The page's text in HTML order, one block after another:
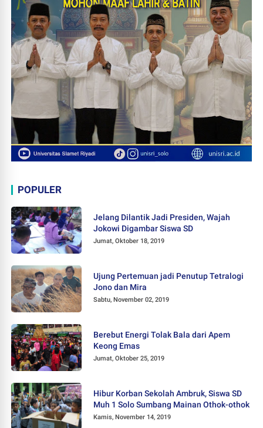
POPULER
Jelang Dilantik Jadi Presiden, Wajah
Jokowi Digambar Siswa SD
Jumat, Oktober 18, 2019
Ujung Pertemuan jadi Penutup Tetralogi
Jono dan Mira
Sabtu, November 02, 2019
Berebut Energi Tolak Bala dari Apem
Keong Emas
Jumat, Oktober 25, 2019
Hibur Korban Sekolah Ambruk, Siswa SD
Muh 1 Solo Sumbang Mainan Othok-othok
Kamis, November 14, 2019